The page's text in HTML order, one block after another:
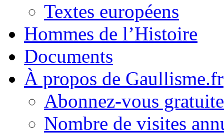
Textes européens
Hommes de l’Histoire
Documents
À propos de Gaullisme.fr
Abonnez-vous
Nombre de visites